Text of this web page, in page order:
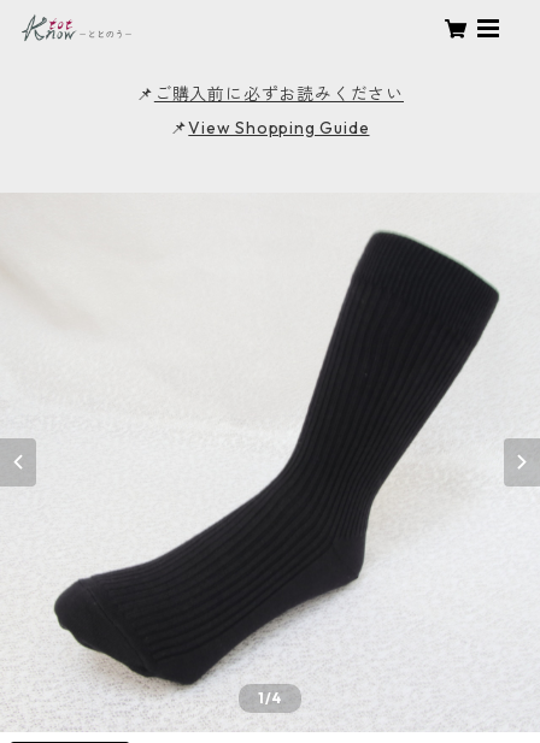
📌 ご購入前に必ずお読みください
📌View Shopping Guide
1/4